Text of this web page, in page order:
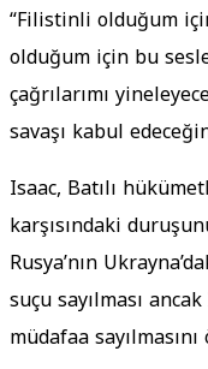
“Filistinli olduğum
olduğum için bu
çağrılarımı
savaşı kabul
Isaac, Batılı
karşısındaki
Rusya’nın
suçu sayılması
müdafaa